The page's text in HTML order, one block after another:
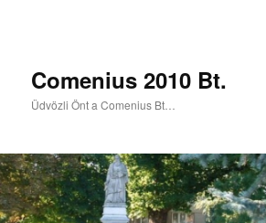
Comenius 2010 Bt.
Üdvözli Önt a Comenius Bt…